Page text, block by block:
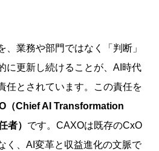
、業務や部門ではなく「判断」
に更新し続けることが、AI時代
任とされています。この責任を
（Chief AI Transformation
者） です。CAXOは既存のCxO
く、AI変革と収益進化の文脈で